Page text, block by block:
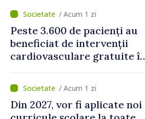
canalizare
/ Acum 1 zi
Peste 3.600 de pacienți au
beneficiat de intervenții
cardiovasculare gratuite în
/ Acum 1 zi
Din 2027, vor fi aplicate noi